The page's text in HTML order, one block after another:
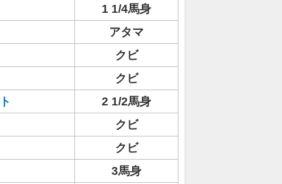
1 1/4馬身
アタマ
クビ
クビ
2 1/2馬身
クビ
クビ
3馬身